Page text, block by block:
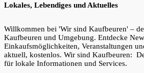
Lokales, Lebendiges und Aktuelles
Willkommen bei 'Wir sind Kaufbeuren' –
Kaufbeuren und Umgebung. Entdecke
Einkaufsmöglichkeiten, Veranstaltungen
aktuell, kostenlos. Wir sind Kaufbeuren:
für lokale Informationen und Services.